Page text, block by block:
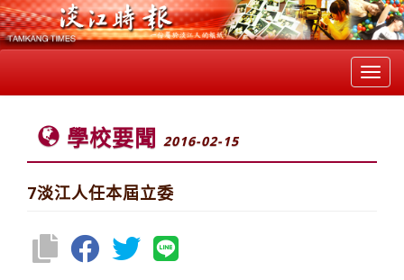
學校要聞 2016-02-15
7淡江人任本屆立委